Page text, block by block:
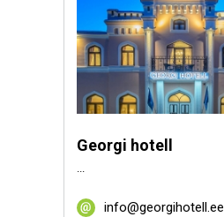
Georgi hotell
info@georgihotell.ee